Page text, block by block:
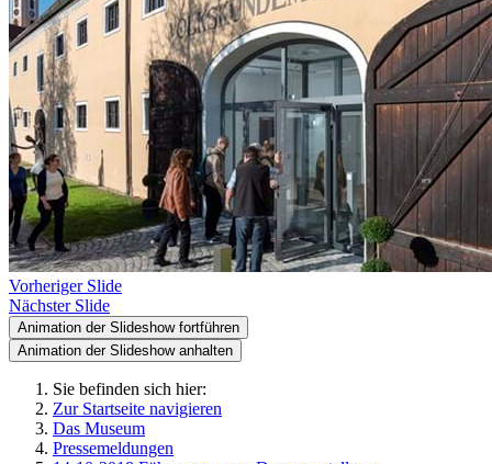
Vorheriger Slide
Nächster Slide
Animation der Slideshow fortführen
Animation der Slideshow anhalten
Sie befinden sich hier:
Zur Startseite navigieren
Das Museum
Pressemeldungen